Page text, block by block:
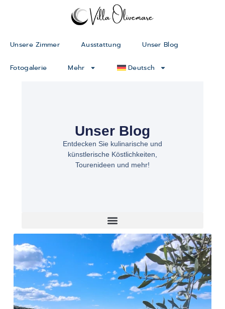
Unsere Zimmer Ausstattung Unser Blog
Fotogalerie Mehr Deutsch
Unser Blog
Entdecken Sie kulinarische und
künstlerische Köstlichkeiten,
Tourenideen und mehr!